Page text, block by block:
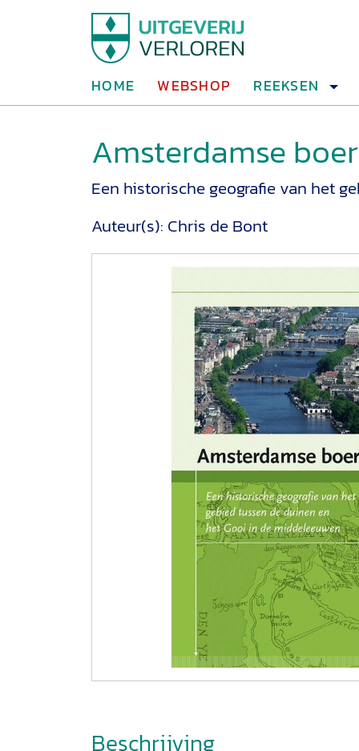
HOME WEBSHOP REEKSEN
Amsterdamse
Een historische geografie van het
Auteur(s): Chris de Bont
Beschrijving